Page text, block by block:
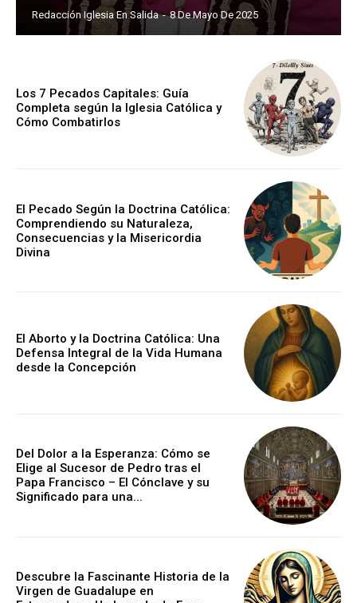
Redacción Iglesia En Salida - 8 De Mayo De 2025
Los 7 Pecados Capitales: Guía
Completa según la Iglesia Católica y
Cómo Combatirlos
El Pecado Según la Doctrina Católica:
Comprendiendo su Naturaleza,
Consecuencias y la Misericordia
Divina
El Aborto y la Doctrina Católica: Una
Defensa Integral de la Vida Humana
desde la Concepción
Del Dolor a la Esperanza: Cómo se
Elige al Sucesor de Pedro tras el
Papa Francisco – El Cónclave y su
Significado para una...
Descubre la Fascinante Historia de la
Virgen de Guadalupe en